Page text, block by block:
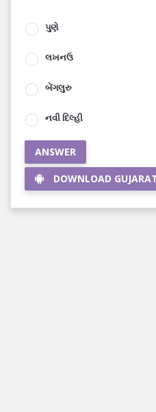
પુણે
લખનઉ
બેંગલુરુ
નવી દિલ્હી
ANSWER
DOWNLOAD